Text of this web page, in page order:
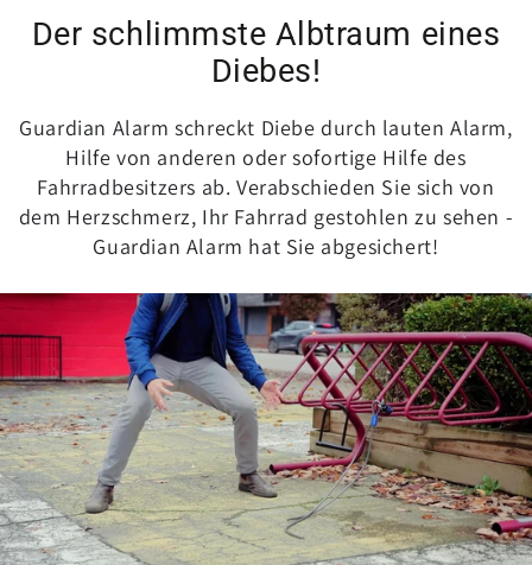
Der schlimmste Albtraum eines
Diebes!
Guardian Alarm schreckt Diebe durch lauten Alarm,
Hilfe von anderen oder sofortige Hilfe des
Fahrradbesitzers ab. Verabschieden Sie sich von
dem Herzschmerz, Ihr Fahrrad gestohlen zu sehen -
Guardian Alarm hat Sie abgesichert!